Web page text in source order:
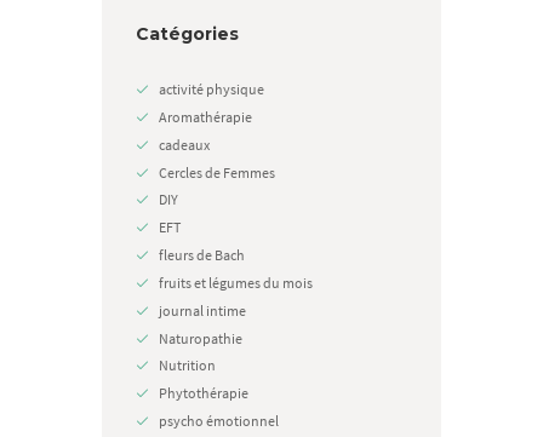
Catégories
activité physique
Aromathérapie
cadeaux
Cercles de Femmes
DIY
EFT
fleurs de Bach
fruits et légumes du mois
journal intime
Naturopathie
Nutrition
Phytothérapie
psycho émotionnel